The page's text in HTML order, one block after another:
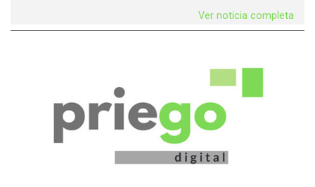
Ver noticia completa